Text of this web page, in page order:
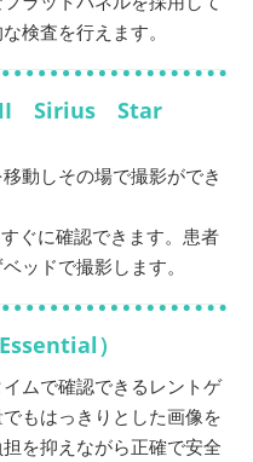
検査を行えます。
Sirius Star
動しその場で撮影ができ
ぐに確認できます。患者
ッドで撮影します。
）
ムで確認できるレントゲ
もはっきりとした画像を
を抑えながら正確で安全